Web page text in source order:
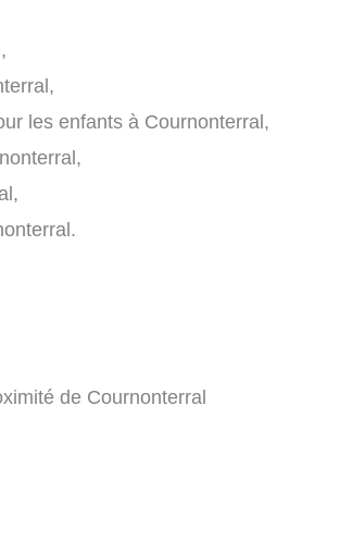
les enfants à Cournonterral,
de Cournonterral